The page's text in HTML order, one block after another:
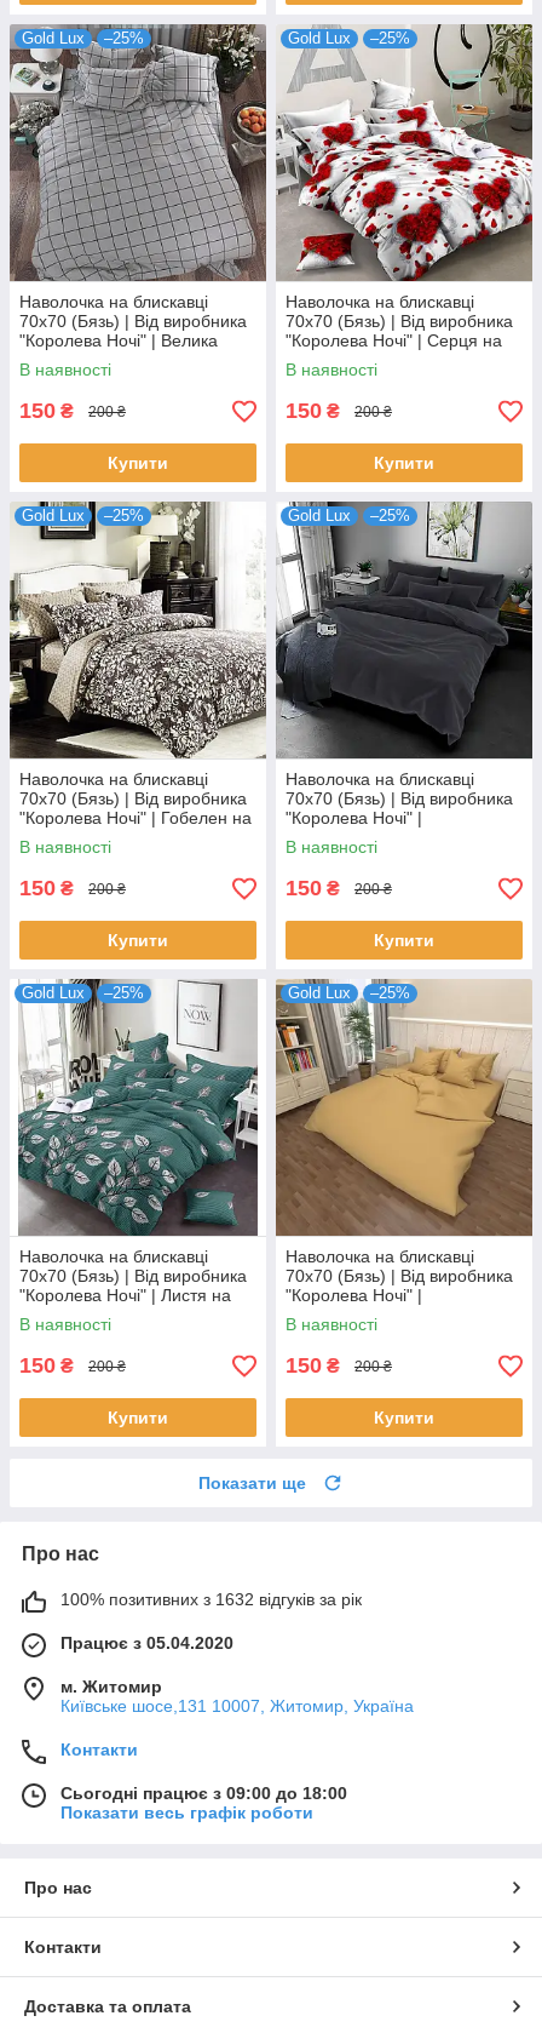
Gold Lux –25%
Наволочка на блискавці
70х70 (Бязь) | Від виробника
"Королева Ночі" | Велика
клітка на сірому
В наявності
150 ₴ 200 ₴
Купити
Gold Lux –25%
Наволочка на блискавці
70х70 (Бязь) | Від виробника
"Королева Ночі" | Серця на
білому з сірим відтінком
В наявності
150 ₴ 200 ₴
Купити
Gold Lux –25%
Наволочка на блискавці
70х70 (Бязь) | Від виробника
"Королева Ночі" | Гобелен на
коричневому
В наявності
150 ₴ 200 ₴
Купити
Gold Lux –25%
Наволочка на блискавці
70х70 (Бязь) | Від виробника
"Королева Ночі" |
Однотонний темно-сірий
В наявності
150 ₴ 200 ₴
Купити
Gold Lux –25%
Наволочка на блискавці
70х70 (Бязь) | Від виробника
"Королева Ночі" | Листя на
бірюзовому
В наявності
150 ₴ 200 ₴
Купити
Gold Lux –25%
Наволочка на блискавці
70х70 (Бязь) | Від виробника
"Королева Ночі" |
Однотонний гірчичний
В наявності
150 ₴ 200 ₴
Купити
Показати ще
Про нас
100% позитивних з 1632 відгуків за рік
Працює з 05.04.2020
м. Житомир
Київське шосе,131 10007, Житомир, Україна
Контакти
Сьогодні працює з 09:00 до 18:00
Показати весь графік роботи
Про нас
Контакти
Доставка та оплата